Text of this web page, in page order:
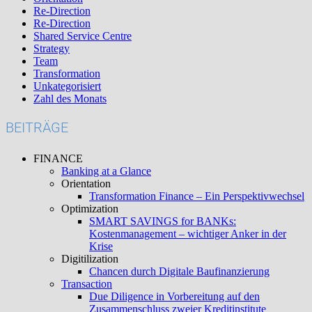
Re-Direction
Re-Direction
Shared Service Centre
Strategy
Team
Transformation
Unkategorisiert
Zahl des Monats
BEITRÄGE
FINANCE
Banking at a Glance
Orientation
Transformation Finance – Ein Perspektivwechsel
Optimization
SMART SAVINGS for BANKs:
Kostenmanagement – wichtiger Anker in der
Krise
Digitilization
Chancen durch Digitale Baufinanzierung
Transaction
Due Diligence in Vorbereitung auf den
Zusammenschluss zweier Kreditinstitute